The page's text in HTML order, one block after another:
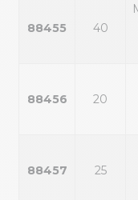
88455 40
88456 20
88457 25